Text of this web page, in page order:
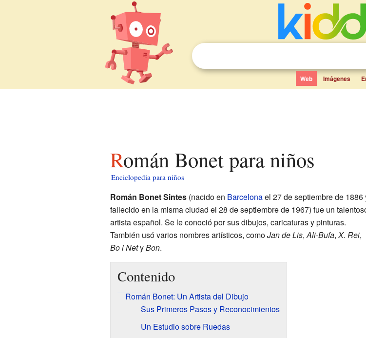
Web Imágenes
Román Bonet para niños
Enciclopedia para niños
Román Bonet Sintes(nacido en Barcelonael 27 de septiembre de 1886
fallecido en la misma ciudad el 28 de septiembre de 1967) fue un
artista español. Se le conoció por sus dibujos, caricaturas y pinturas.
También usó varios nombres artísticos, comoJan de Lis,Ali-Bufa,X. Rei,
Bo i NetyBon.
Contenido
Román Bonet: Un Artista del Dibujo
Sus Primeros Pasos y Reconocimientos
Un Estudio sobre Ruedas